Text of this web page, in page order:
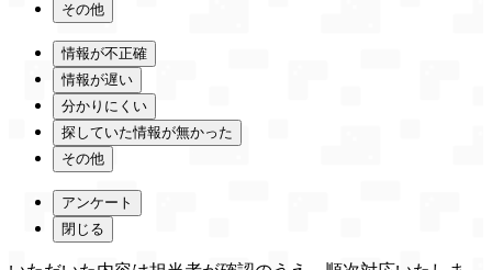
その他
情報が不正確
情報が遅い
分かりにくい
探していた情報が無かった
その他
アンケート
閉じる